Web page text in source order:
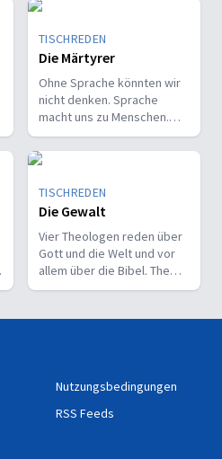
TISCHREDEN
Die Märtyrer
Ohne Sprache könnten wir
nicht denken. Sprache
macht uns zu Menschen.
Gott kommuniziert oft durch
Sprache mit uns.
TISCHREDEN
Die Gewalt
Vier Theologen reden über
Gott und die Welt und vor
allem über die Bibel. Thema:
Die Gewalt | Talkrunde zu
Nutzungsbedingungen
RSS Feeds